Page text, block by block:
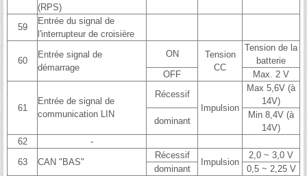
(RPS)
59
Entrée du signal de
l'interrupteur de croisière
60
Entrée signal de
démarrage
ON
Tension
CC
Tension de la
batterie
OFF
Max. 2 V
61
Entrée de signal de
communication LIN
Récessif
Impulsion
Max 5,6V (à
14V)
dominant
Min 8,4V (à
14V)
62
-
63
CAN "BAS"
Récessif
Impulsion
2,0 ~ 3,0 V
dominant
0,5 ~ 2,25 V